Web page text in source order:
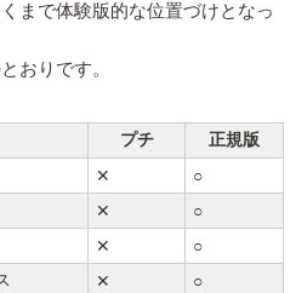
まで体験版的な位置づけとなっ
おりです。
プチ
正規版
✕
○
✕
○
✕
○
✕
○